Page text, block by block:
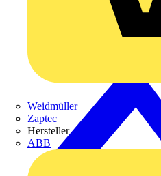
Weidmüller
Zaptec
Hersteller
ABB